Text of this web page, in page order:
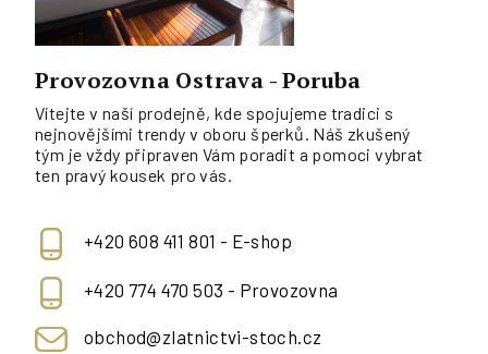
Provozovna Ostrava - Poruba
Vítejte v naší prodejně, kde spojujeme tradici s
nejnovějšími trendy v oboru šperků. Náš zkušený
tým je vždy připraven Vám poradit a pomoci vybrat
ten pravý kousek pro vás.
+420 608 411 801 - E-shop
+420 774 470 503 - Provozovna
obchod@zlatnictvi-stoch.cz